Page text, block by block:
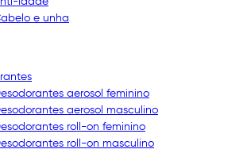
e unha
aerosol feminino
aerosol masculino
roll-on feminino
roll-on masculino